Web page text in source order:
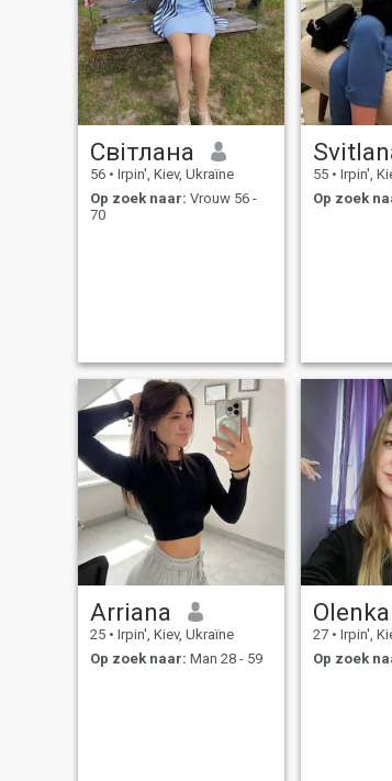
Світлана
56 • Irpin', Kiev, Ukraïne
Op zoek naar: Vrouw 56 -
70
55 • Irpin',
Op zoek
Arriana
25 • Irpin', Kiev, Ukraïne
Op zoek naar: Man 28 - 59
Olenka
27 • Irpin',
Op zoek